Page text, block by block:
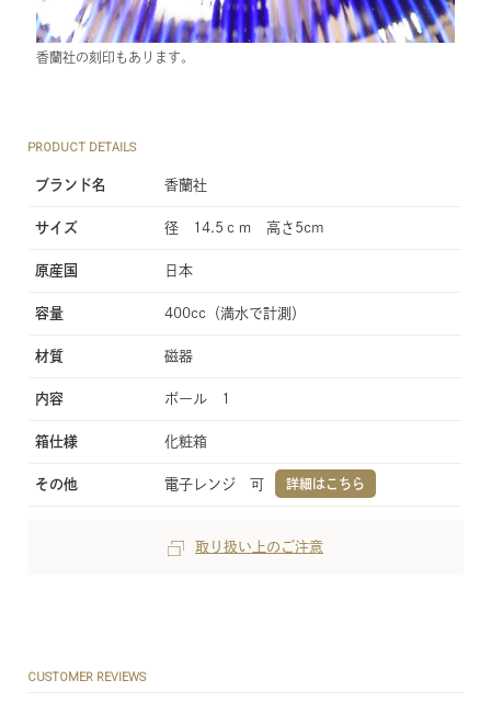
香蘭社の刻印もあります。
PRODUCT DETAILS
ブランド名 香蘭社
サイズ 径 14.5ｃｍ 高さ5cm
原産国 日本
容量 400cc（満水で計測）
材質 磁器
内容 ボール 1
箱仕様 化粧箱
その他 電子レンジ 可 詳細はこちら
取り扱い上のご注意
CUSTOMER REVIEWS